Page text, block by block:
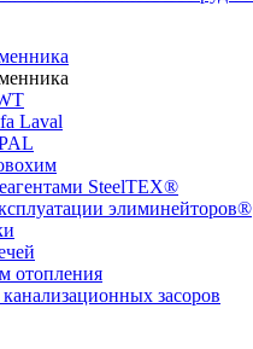
Laval
SteelTEX®
элиминейторов®
отопления
засоров